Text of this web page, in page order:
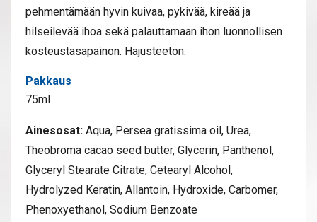
pehmentämään hyvin kuivaa, pykivää, kireää ja
hilseilevää ihoa sekä palauttamaan ihon luonnollisen
kosteustasapainon. Hajusteeton.
Pakkaus
75ml
Ainesosat: Aqua, Persea gratissima oil, Urea,
Theobroma cacao seed butter, Glycerin, Panthenol,
Glyceryl Stearate Citrate, Cetearyl Alcohol,
Hydrolyzed Keratin, Allantoin, Hydroxide, Carbomer,
Phenoxyethanol, Sodium Benzoate